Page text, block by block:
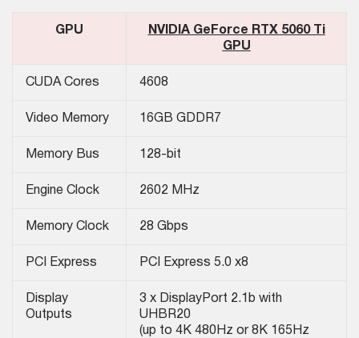
GPU
NVIDIA GeForce RTX 5060 Ti
GPU
CUDA Cores 4608
Video Memory 16GB GDDR7
Memory Bus 128-bit
Engine Clock 2602 MHz
Memory Clock 28 Gbps
PCI Express PCI Express 5.0 x8
Display
Outputs
3 x DisplayPort 2.1b with
UHBR20
(up to 4K 480Hz or 8K 165Hz